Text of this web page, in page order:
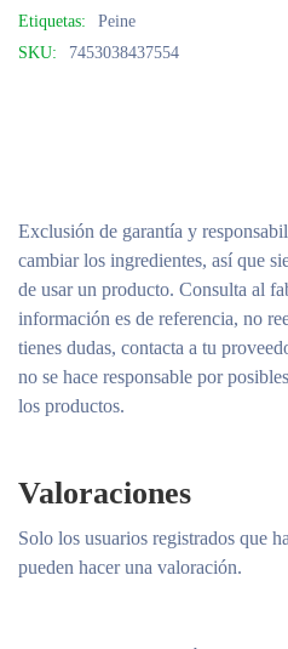
Etiquetas:
Peine
SKU:
7453038437554
Exclusión de garantía y
cambiar los ingredientes, así que
de usar un producto. Consulta al
información es de referencia, no
tienes dudas, contacta a tu
no se hace responsable por
los productos.
Valoraciones
Solo los usuarios registrados que
pueden hacer una valoración.